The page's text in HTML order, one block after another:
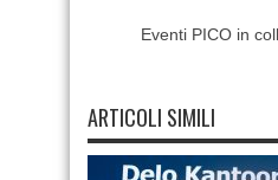
Eventi PICO in
ARTICOLI SIMILI